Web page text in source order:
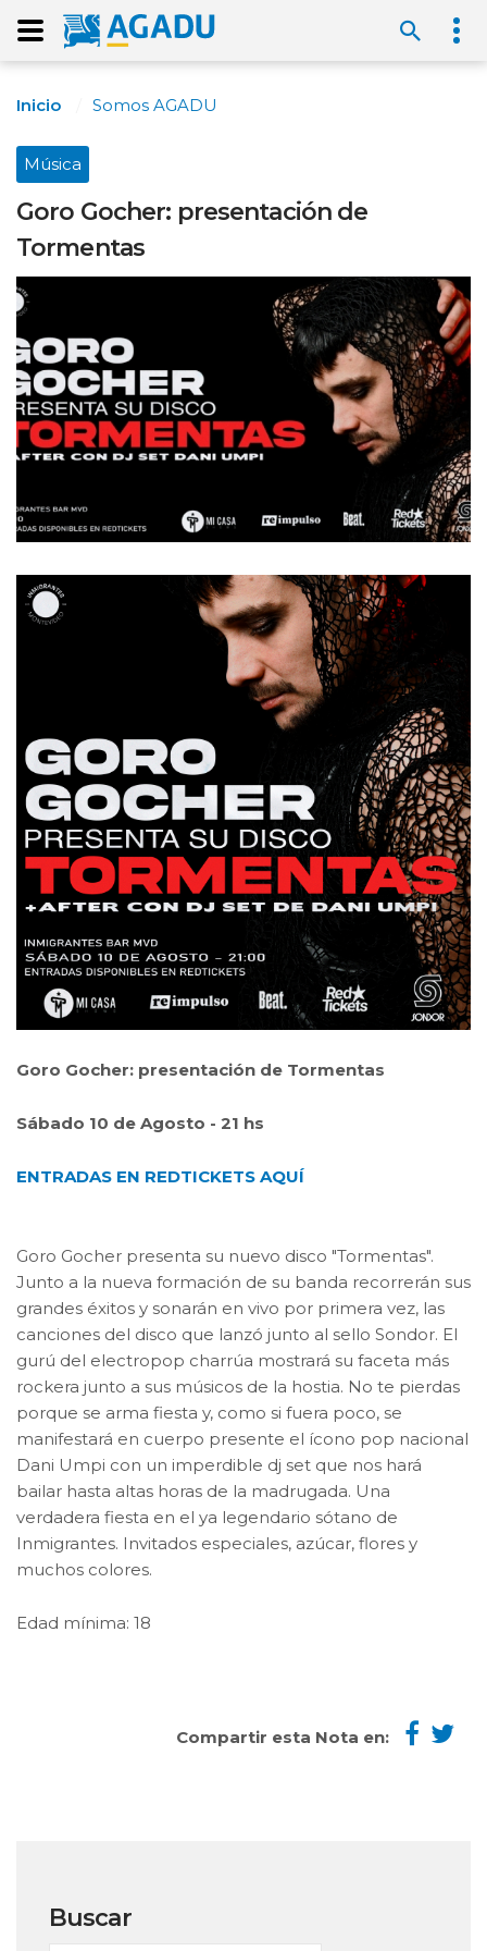
Inicio Somos AGADU
Música
Goro Gocher: presentación de
Tormentas
Goro Gocher: presentación de Tormentas
Sábado 10 de Agosto - 21 hs
ENTRADAS EN REDTICKETS AQUÍ
Goro Gocher presenta su nuevo disco "Tormentas".
Junto a la nueva formación de su banda recorrerán sus
grandes éxitos y sonarán en vivo por primera vez, las
canciones del disco que lanzó junto al sello Sondor. El
gurú del electropop charrúa mostrará su faceta más
rockera junto a sus músicos de la hostia. No te pierdas
porque se arma fiesta y, como si fuera poco, se
manifestará en cuerpo presente el ícono pop nacional
Dani Umpi con un imperdible dj set que nos hará
bailar hasta altas horas de la madrugada. Una
verdadera fiesta en el ya legendario sótano de
Inmigrantes. Invitados especiales, azúcar, flores y
muchos colores.
Edad mínima: 18
Compartir esta Nota en:
Buscar